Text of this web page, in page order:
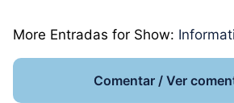
More Entradas for Show:
Comentar / Ver